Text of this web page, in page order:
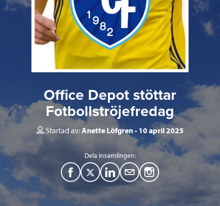
Office Depot stöttar
Fotbollströjefredag
Startad av:Anette Löfgren 10 april 2025
Dela insamlingen:
F
a
T
w
L
M
a